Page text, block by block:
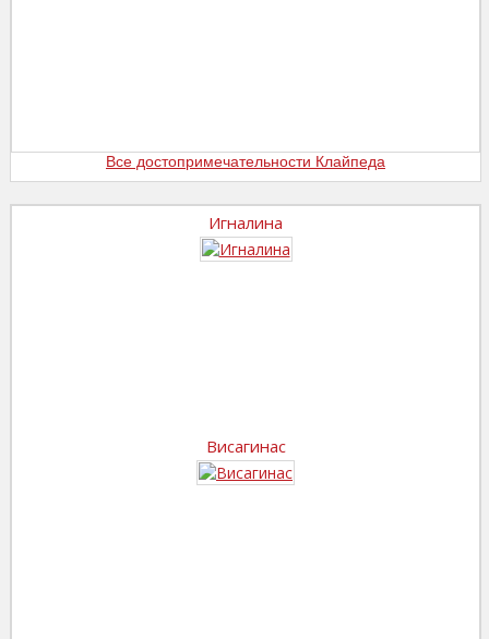
Все достопримечательности Клайпеда
Игналина
Висагинас